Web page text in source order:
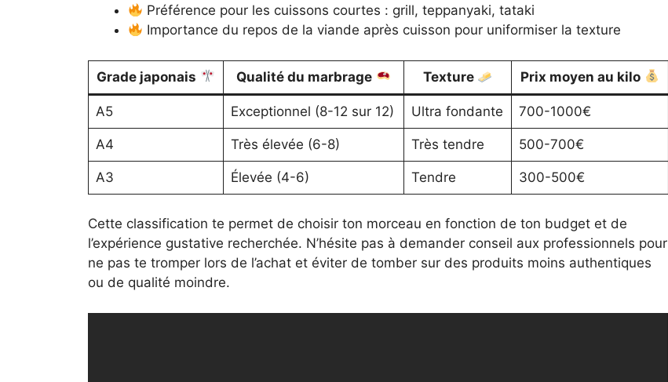
Préférence pour les cuissons courtes : grill, teppanyaki, tataki
Importance du repos de la viande après cuisson pour uniformiser la texture
Grade japonais Qualité du marbrage Texture Prix moyen au kilo
A5 Exceptionnel (8-12 sur 12) Ultra fondante 700-1000€
A4 Très élevée (6-8) Très tendre 500-700€
A3 Élevée (4-6) Tendre 300-500€
Cette classification te permet de choisir ton morceau en fonction de ton budget et de
l’expérience gustative recherchée. N’hésite pas à demander conseil aux professionnels pour
ne pas te tromper lors de l’achat et éviter de tomber sur des produits moins authentiques
ou de qualité moindre.